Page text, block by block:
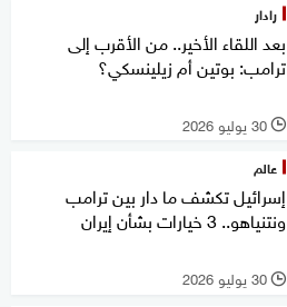
رادار
بعد اللقاء الأخير.. من الأقرب إلى
ترامب: بوتين أم زيلينسكي؟
l 30 يوليو 2026
عالم
إسرائيل تكشف ما دار بين ترامب
ونتنياهو.. 3 خيارات بشأن إيران
l 30 يوليو 2026